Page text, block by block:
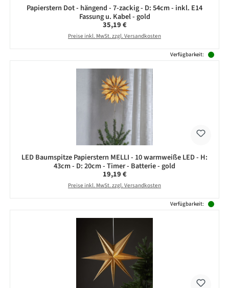
Papierstern Dot - hängend - 7-zackig - D: 54cm - inkl. E14
Fassung u. Kabel - gold
Regulärer Preis:
35,19 €
Preise inkl. MwSt. zzgl. Versandkosten
Verfügbarkeit:
LED Baumspitze Papierstern MELLI - 10 warmweiße LED - H:
43cm - D: 20cm - Timer - Batterie - gold
Regulärer Preis:
19,19 €
Preise inkl. MwSt. zzgl. Versandkosten
Verfügbarkeit: